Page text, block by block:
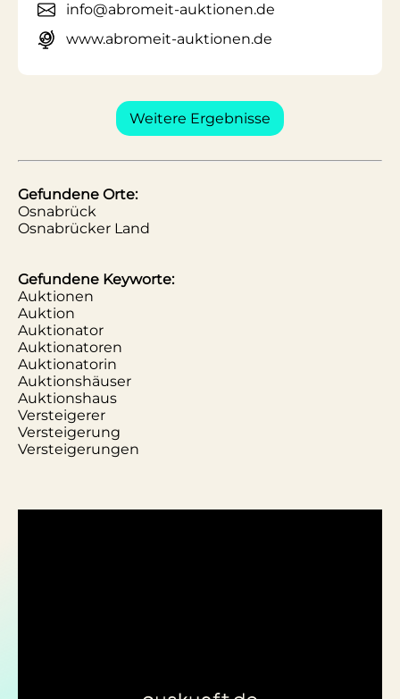
info@abromeit-auktionen.de
www.abromeit-auktionen.de
Weitere Ergebnisse
Gefundene Orte:
Osnabrück
Osnabrücker Land
Gefundene Keyworte:
Auktionen
Auktion
Auktionator
Auktionatoren
Auktionatorin
Auktionshäuser
Auktionshaus
Versteigerer
Versteigerung
Versteigerungen